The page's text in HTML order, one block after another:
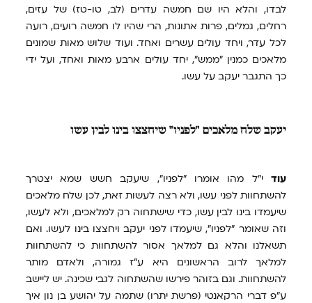
לבדו, והלא היו שם חמשה עדרים (לב, טו-טז) של עזים,
רחלים, גמלים, פרות אתונות, הרי שהיו לו חמשה רועים, רועה
לכל עדר, ויחד עולים עשרים ואחד. ועוד שלוש מאות שמונים
מלאכים כמנין "ממש", יחד עולים ארבע מאות ואחד, ועל ידי
כך התגבר יעקב על עשו.
יעקב שלח מלאכים "לפניו" שיחצצו בינו לבין עשו
עוד י"ל מהו אומרו "לפניו", שיעקב חשש שמא יצטרך
להשתחוות לפני עשו, ולא רצה לעשות זאת, לכן שלח מלאכים
שיעמדו בינו לבין עשו, כדי שישתחוה רק למלאכים, ולא לעשו,
וזה שאומר "לפניו", שיעמדו לפני יעקב ויחצצו בינו לעשו. ואם
תשאלנו והלא גם למלאך אסור להשתחוות כי להשתחוות
למלאך לרוב הראשונים היא ע"ז גמורה, ולאדם מותר
להשתחוות. וגם בזוהר פירשו שהשתחוה לגבי שכינה. יש ליישב
ע"פ דברי הרקאנטי (פרשת יתרו) שתמה על יהושע בן נון איך